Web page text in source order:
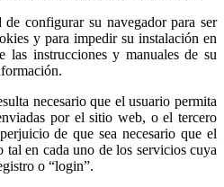
configurar su navegador para ser
y para impedir su instalación en
las instrucciones y manuales de su
necesario que el usuario permita
por el sitio web, o el tercero
de que sea necesario que el
tal en cada uno de los servicios cuya
o “login”.